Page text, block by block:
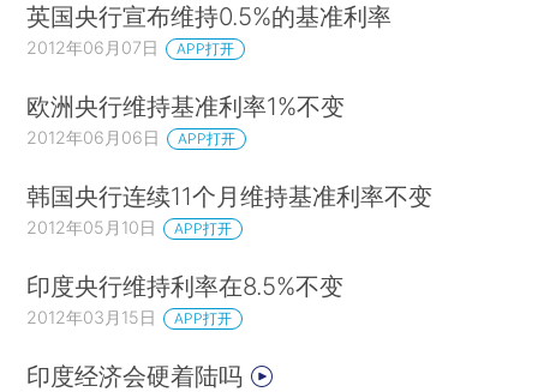
英国央行宣布维持0.5%的基准利率
2012年06月07日 APP打开
欧洲央行维持基准利率1%不变
2012年06月06日 APP打开
韩国央行连续11个月维持基准利率不变
2012年05月10日 APP打开
印度央行维持利率在8.5%不变
2012年03月15日 APP打开
印度经济会硬着陆吗